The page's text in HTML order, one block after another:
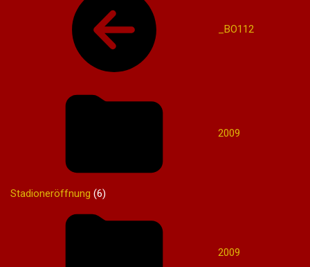
_BO112
2009
Stadioneröffnung (6)
2009